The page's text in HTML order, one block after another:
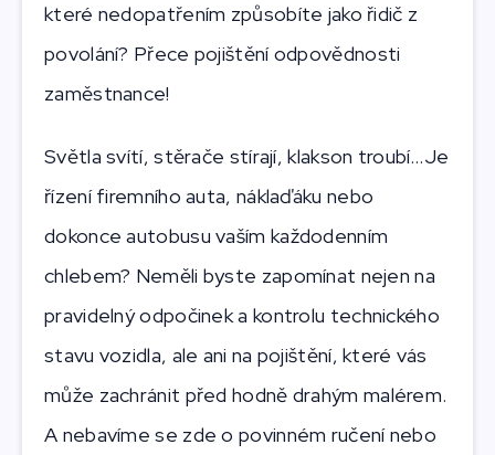
které nedopatřením způsobíte jako řidič z
povolání? Přece pojištění odpovědnosti
zaměstnance!
Světla svítí, stěrače stírají, klakson troubí…Je
řízení firemního auta, náklaďáku nebo
dokonce autobusu vaším každodenním
chlebem? Neměli byste zapomínat nejen na
pravidelný odpočinek a kontrolu technického
stavu vozidla, ale ani na pojištění, které vás
může zachránit před hodně drahým malérem.
A nebavíme se zde o povinném ručení nebo